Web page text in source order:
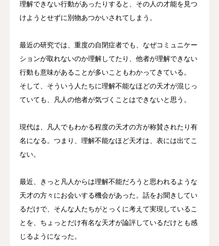
理解できない行動があったりすると、その人の才能を見つ
けようとせずに別物あつかいされてしまう。
最近の研究では、重度の自閉症者でも、なぜコミュニケー
ションが取れないのか理解してたり、他者が理解できない
行動も意味があることが多いこともわかってきている。
そして、そういう人たちに理解不能なほどの天才が混じっ
ていても、凡人の他者が気づくことはできないと思う。
現代は、凡人でもわかる程度の天才の方が称賛されたり有
名になる。つまり、理解不能なほど天才は、表には出てこ
ない。
最近、きっと凡人からは理解不能だろうと思われるような
天才の方々にお会いする機会があった。話をお聞きしてい
るだけで、そんな人たちがとっくに考えて実現しているこ
とを、ちょっとだけ有名な天才が論評しているだけとも感
じるようになった。